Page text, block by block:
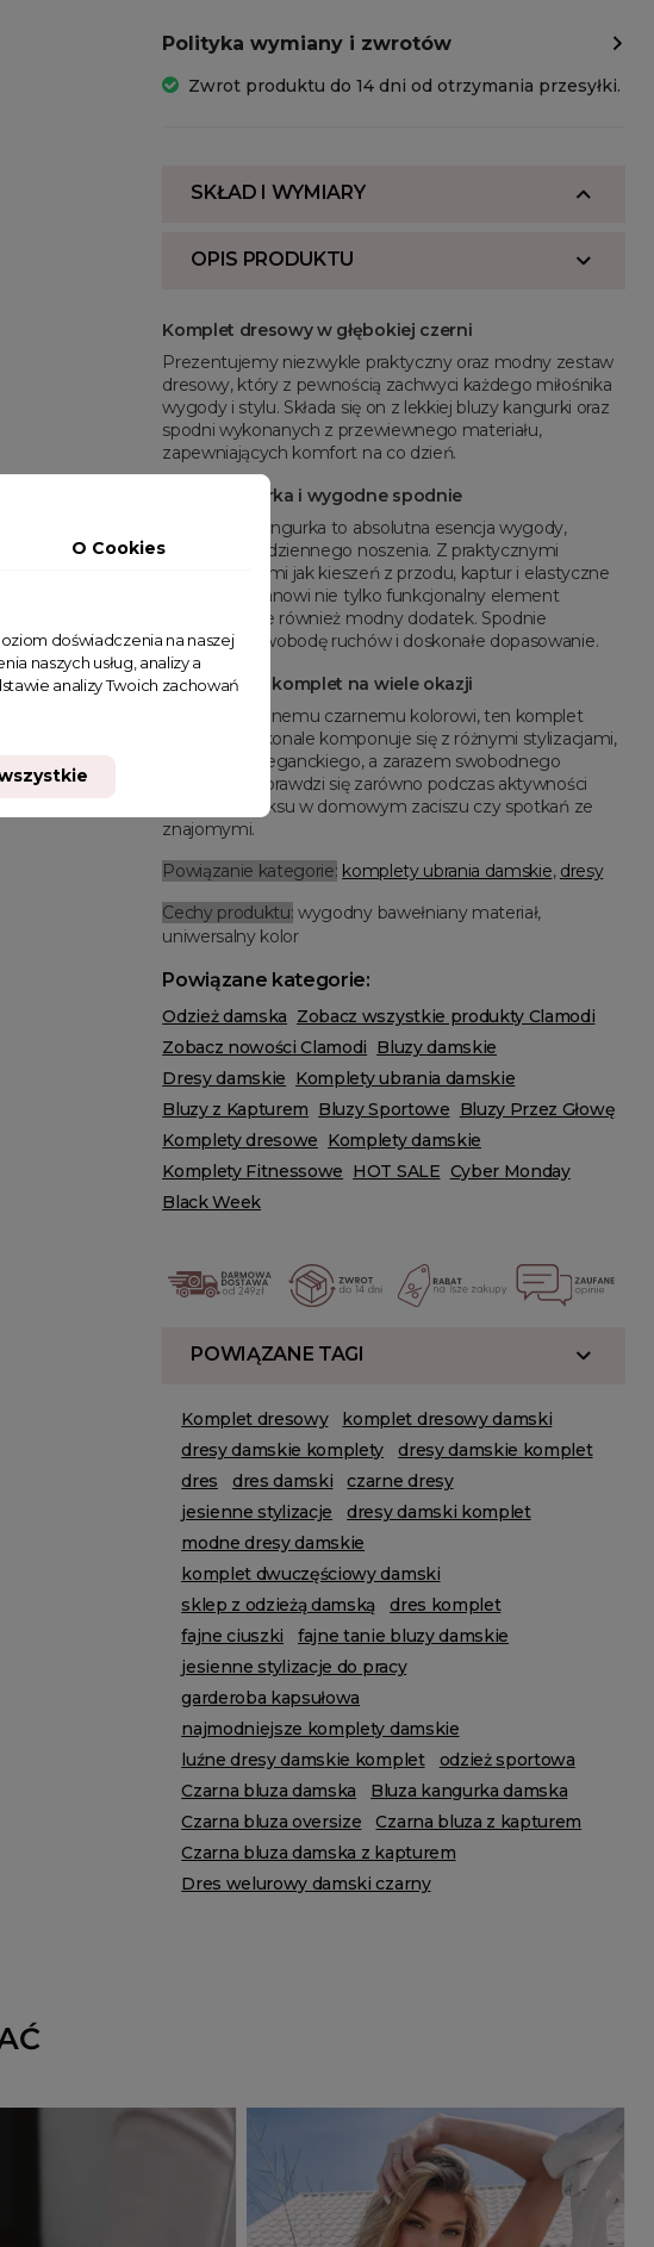
Polityka wymiany i zwrotów
Zwrot produktu do 14 dni od otrzymania przesyłki.
SKŁAD I WYMIARY
OPIS PRODUKTU
Komplet dresowy w głębokiej czerni
Prezentujemy niezwykle praktyczny oraz modny zestaw
dresowy, który z pewnością zachwyci każdego miłośnika
wygody i stylu. Składa się on z lekkiej bluzy kangurki oraz
spodni wykonanych z przewiewnego materiału,
zapewniających komfort na co dzień.
Bluza kangurka i wygodne spodnie
Bluza typu kangurka to absolutna esencja wygody,
idealna do codziennego noszenia. Z praktycznymi
detalami, takimi jak kieszeń z przodu, kaptur i elastyczne
ściągacze, stanowi nie tylko funkcjonalny element
garderoby, ale również modny dodatek. Spodnie
zapewniają swobodę ruchów i doskonałe dopasowanie.
Uniwersalny komplet na wiele okazji
Dzięki klasycznemu czarnemu kolorowi, ten komplet
dresowy doskonale komponuje się z różnymi stylizacjami,
nadając im eleganckiego, a zarazem swobodnego
charakteru. Sprawdzi się zarówno podczas aktywności
fizycznej, relaksu w domowym zaciszu czy spotkań ze
znajomymi.
Powiązanie kategorie: komplety ubrania damskie, dresy
Cechy produktu: wygodny bawełniany materiał,
uniwersalny kolor
Powiązane kategorie:
Odzież damska Zobacz wszystkie produkty Clamodi
Zobacz nowości Clamodi Bluzy damskie
Dresy damskie Komplety ubrania damskie
Bluzy z Kapturem Bluzy Sportowe Bluzy Przez Głowę
Komplety dresowe Komplety damskie
Komplety Fitnessowe HOT SALE Cyber Monday
Black Week
POWIĄZANE TAGI
Komplet dresowy
komplet dresowy damski
dresy damskie komplety
dresy damskie komplet
dres
dres damski
czarne dresy
jesienne stylizacje
dresy damski komplet
modne dresy damskie
komplet dwuczęściowy damski
sklep z odzieżą damską
dres komplet
fajne ciuszki
fajne tanie bluzy damskie
jesienne stylizacje do pracy
garderoba kapsułowa
najmodniejsze komplety damskie
luźne dresy damskie komplet
odzież sportowa
Czarna bluza damska
Bluza kangurka damska
Czarna bluza oversize
Czarna bluza z kapturem
Czarna bluza damska z kapturem
Dres welurowy damski czarny
O Cookies
doświadczenia na naszej
naszych usług, analizy a
analizy Twoich zachowań